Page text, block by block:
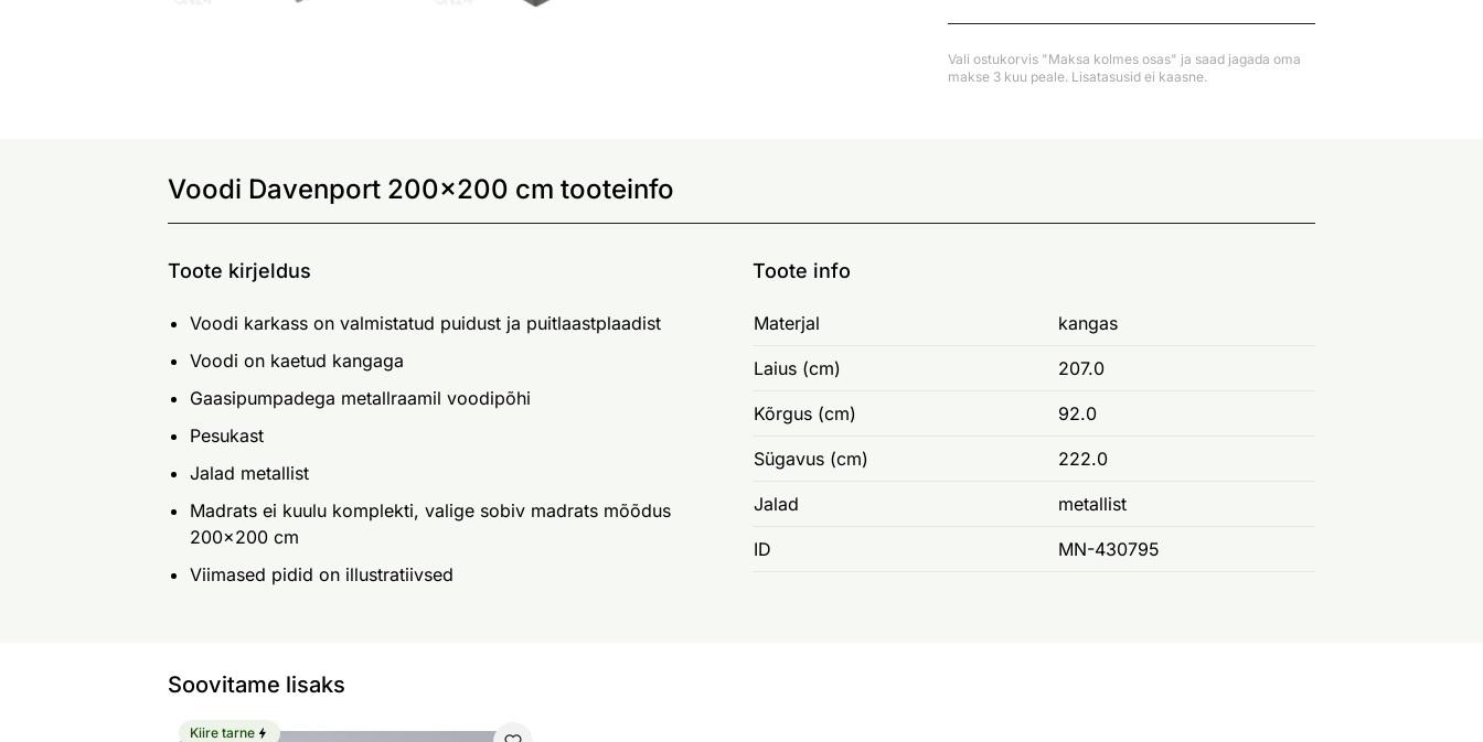
Vali ostukorvis "Maksa kolmes osas" ja saad jagada oma
makse 3 kuu peale. Lisatasusid ei kaasne.
Voodi Davenport 200x200 cm tooteinfo
Toote kirjeldus
Voodi karkass on valmistatud puidust ja puitlaastplaadist
Voodi on kaetud kangaga
Gaasipumpadega metallraamil voodipõhi
Pesukast
Jalad metallist
Madrats ei kuulu komplekti, valige sobiv madrats mõõdus
200x200 cm
Viimased pidid on illustratiivsed
Toote info
Materjal kangas
Laius (cm) 207.0
Kõrgus (cm) 92.0
Sügavus (cm) 222.0
Jalad metallist
ID MN-430795
Soovitame lisaks
Kiire tarne